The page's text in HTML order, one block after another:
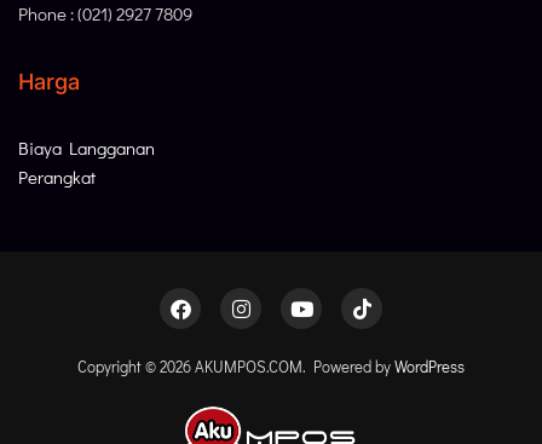
Phone : (021) 2927 7809
Harga
Biaya Langganan
Perangkat
Copyright © 2026 AKUMPOS.COM. Powered byWordPress